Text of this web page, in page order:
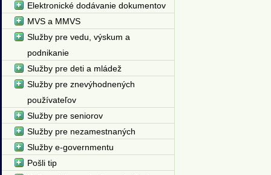
Elektronické dodávanie dokumentov
MVS a MMVS
Služby pre vedu, výskum a
podnikanie
Služby pre deti a mládež
Služby pre znevýhodnených
používateľov
Služby pre seniorov
Služby pre nezamestnaných
Služby e-governmentu
Pošli tip